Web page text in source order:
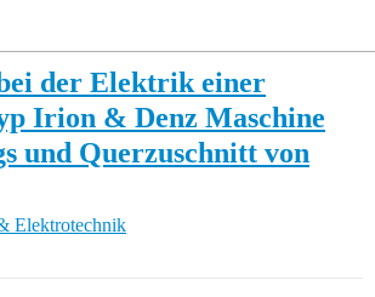
der Elektrik einer
Irion & Denz Maschine
und Querzuschnitt von
Elektrotechnik